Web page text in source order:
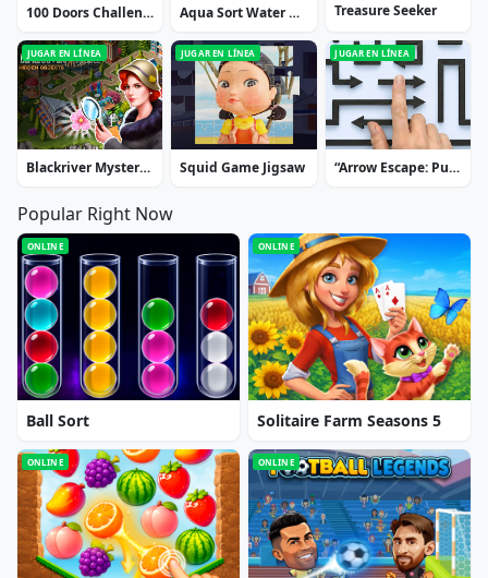
100 Doors Challenge Aqua Sort Water Color Puzzle Treasure Seeker
JUGAR EN LÍNEA
Blackriver Mystery. Hidden Objects
JUGAR EN LÍNEA
Squid Game Jigsaw
JUGAR EN LÍNEA
“Arrow Escape: Puzzle”
Popular Right Now
ONLINE
Ball Sort
ONLINE
Solitaire Farm Seasons 5
ONLINE ONLINE